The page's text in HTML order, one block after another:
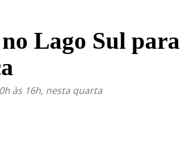
Lago Sul para
às 16h, nesta quarta